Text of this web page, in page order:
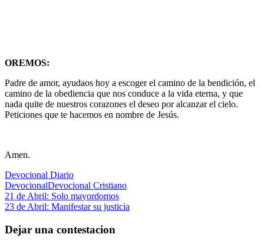
OREMOS:
Padre de amor, ayudaos hoy a escoger el camino de la bendición, el
camino de la obediencia que nos conduce a la vida eterna, y que
nada quite de nuestros corazones el deseo por alcanzar el cielo.
Peticiones que te hacemos en nombre de Jesús.
Amen.
Devocional Diario
DevocionalDevocional Cristiano
Navegación
de
entradas
Entrada
anterior:
21 de Abril: Solo mayordomos
Siguiente
23 de Abril: Manifestar su justicia
Dejar una contestacion